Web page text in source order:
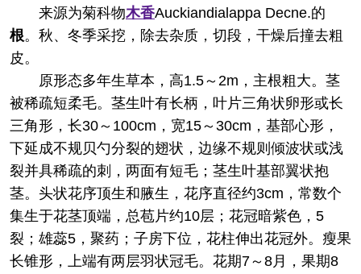
来源为菊科物木香Auckiandialappa Decne.的
根。秋、冬季采挖，除去杂质，切段，干燥后撞去粗
皮。
原形态多年生草本，高1.5～2m，主根粗大。茎
被稀疏短柔毛。茎生叶有长柄，叶片三角状卵形或长
三角形，长30～100cm，宽15～30cm，基部心形，
下延成不规贝勺分裂的翅状，边缘不规则倾波状或浅
裂并具稀疏的刺，两面有短毛；茎生叶基部翼状抱
茎。头状花序顶生和腋生，花序直径约3cm，常数个
集生于花茎顶端，总苞片约10层；花冠暗紫色，5
裂；雄蕊5，聚药；子房下位，花柱伸出花冠外。瘦果
长锥形，上端有两层羽状冠毛。花期7～8月，果期8